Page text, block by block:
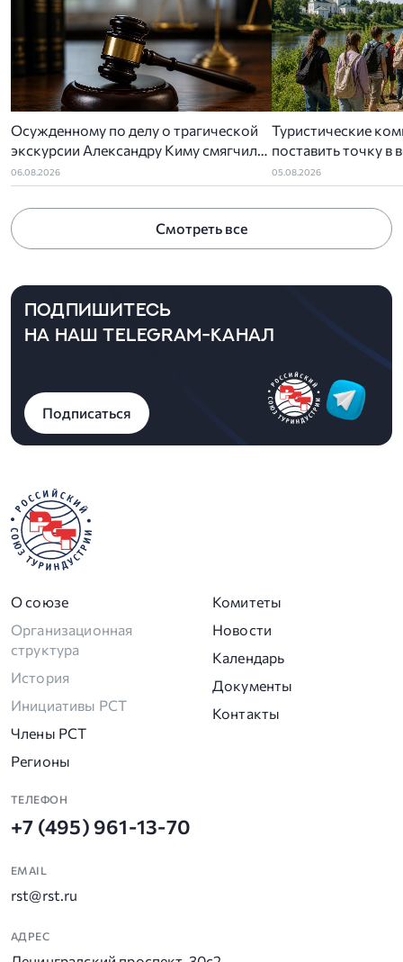
Осужденному по делу о трагической
экскурсии Александру Киму смягчили
приговор
06.08.2026
Туристические
поставить точку в
детского
05.08.2026
Смотреть все
ПОДПИШИТЕСЬ
НА НАШ TELEGRAM-КАНАЛ
Подписаться
О союзе
Организационная
структура
История
Инициативы РСТ
Члены РСТ
Регионы
Комитеты
Новости
Календарь
Документы
Контакты
ТЕЛЕФОН
+7 (495) 961-13-70
EMAIL
rst@rst.ru
АДРЕС